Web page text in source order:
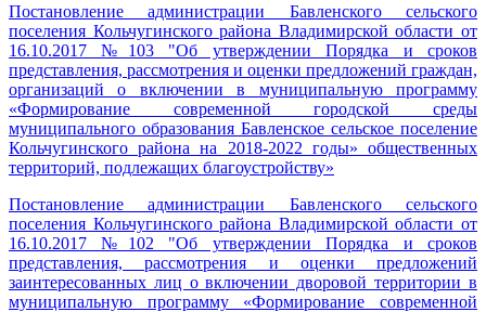
Постановление администрации Бавленского сельского
поселения Кольчугинского района Владимирской области от
16.10.2017 №103 "Об утверждении Порядка и сроков
представления, рассмотрения и оценки предложений граждан,
организаций о включении в муниципальную программу
«Формирование современной городской среды
муниципального образования Бавленское сельское поселение
Кольчугинского района на 2018-2022 годы» общественных
территорий, подлежащих благоустройству»
Постановление администрации Бавленского сельского
поселения Кольчугинского района Владимирской области от
16.10.2017 №102 "Об утверждении Порядка и сроков
представления, рассмотрения и оценки предложений
заинтересованных лиц о включении дворовой территории в
муниципальную программу «Формирование современной